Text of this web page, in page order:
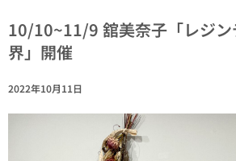
10/10~11/9 舘美奈子「レジン
界」開催
2022年10月11日